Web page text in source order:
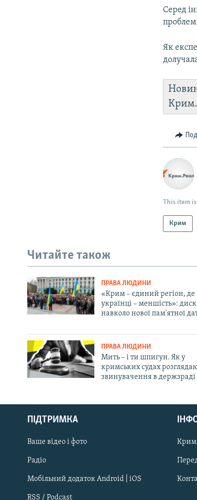
Русский
Qırımtatar
ДОЛУЧАЙСЯ!
Серед
Як
This item
Крим
Читайте також
ПРАВА ЛЮДИНИ
«Крим – єдиний регіон, де
українці – меншість»:
навколо нової пам'ятної
ПРАВА ЛЮДИНИ
Мить – і ти шпигун. Як у
кримських судах
звинувачення в держзраді
ПІДТРИМКА
Ваше відео і фото
Радіо
Мобільний додаток Android | iOS
RSS / Podcast